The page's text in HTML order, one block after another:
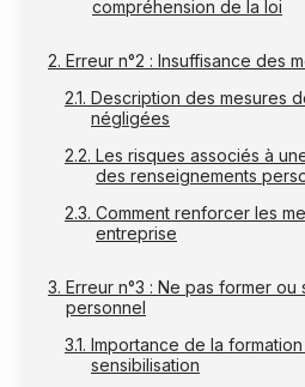
compréhension de la loi
Erreur n°2 : Insuffisance des
Description des mesures
négligées
Les risques associés à
des renseignements
Comment renforcer les
entreprise
Erreur n°3 : Ne pas former ou
personnel
Importance de la
sensibilisation